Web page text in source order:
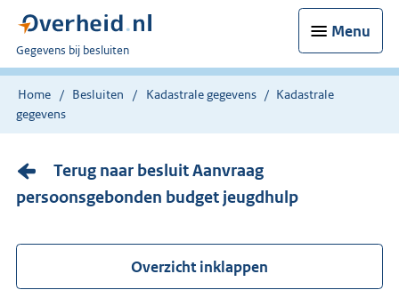
Menu
U
bent
nu
Gegevens bij besluiten
Home Besluiten Kadastrale gegevens
Kadastrale
gegevens
Terug naar besluit Aanvraag
persoonsgebonden budget jeugdhulp
Overzicht inklappen